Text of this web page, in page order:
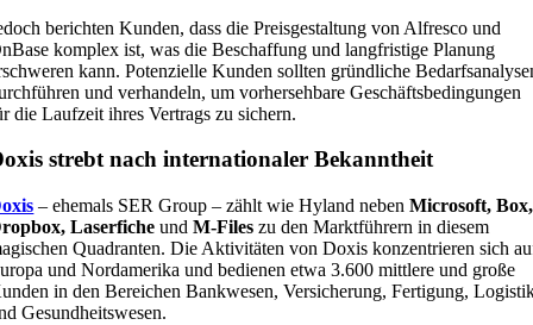
berichten Kunden, dass die Preisgestaltung von Alfresco und
komplex ist, was die Beschaffung und langfristige Planung
kann. Potenzielle Kunden sollten gründliche
und verhandeln, um vorhersehbare Geschäftsbedingungen
die Laufzeit ihres Vertrags zu sichern.
strebt nach internationaler Bekanntheit
– ehemals SER Group – zählt wie Hyland nebenMicrosoft, Box,
Laserfiche undM-Files zu den Marktführern in diesem
Quadranten. Die Aktivitäten von Doxis konzentrieren sich
und Nordamerika und bedienen etwa 3.600 mittlere und große
in den Bereichen Bankwesen, Versicherung, Fertigung,
Gesundheitswesen.